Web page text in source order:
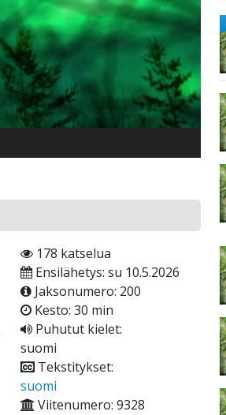
178 katselua
Ensilähetys: su 10.5.2026
Jaksonumero: 200
Kesto: 30 min
Puhutut kielet:
suomi
Tekstitykset:
suomi
Viitenumero: 9328